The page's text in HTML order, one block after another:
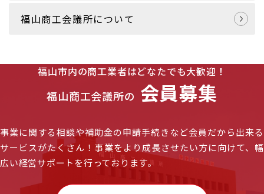
福山商工会議所について
福山市内の商工業者はどなたでも大歓迎！
福山商工会議所の 会員募集
事業に関する相談や補助金の申請手続きなど会員だから出来る
サービスがたくさん！事業をより成長させたい方に向けて、幅
広い経営サポートを行っております。